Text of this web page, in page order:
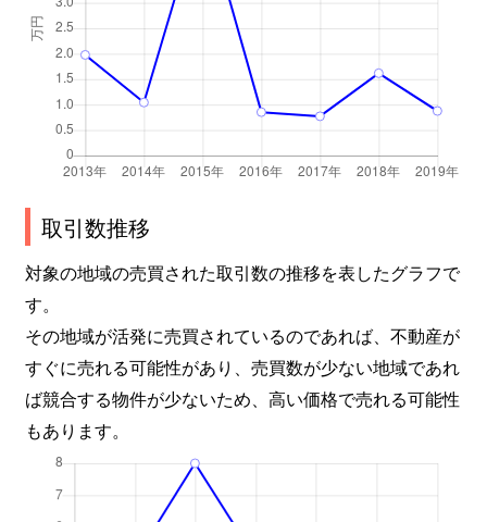
取引数推移
対象の地域の売買された取引数の推移を表したグラフで
す。
その地域が活発に売買されているのであれば、不動産が
すぐに売れる可能性があり、売買数が少ない地域であれ
ば競合する物件が少ないため、高い価格で売れる可能性
もあります。